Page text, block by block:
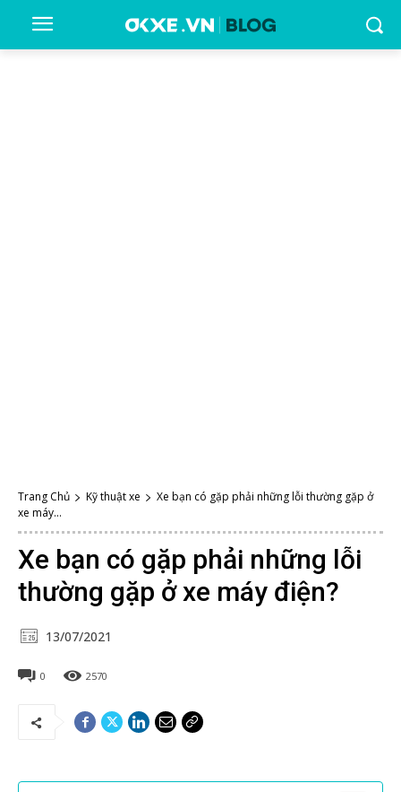
Trang Chủ Kỹ thuật xe
Xe bạn có gặp phải những lỗi thường gặp ở
xe máy...
Xe bạn có gặp phải những lỗi
thường gặp ở xe máy điện?
13/07/2021
0 2570